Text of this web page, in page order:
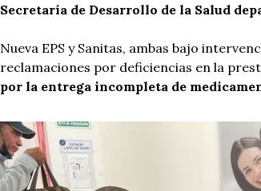
Secretaría de Desarrollo de la Salud
Nueva EPS y Sanitas, ambas bajo
reclamaciones por deficiencias en la
por la entrega incompleta de